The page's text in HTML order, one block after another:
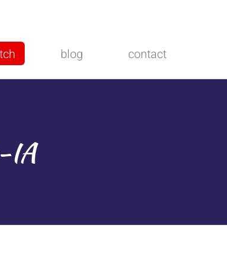
blog contact
IA